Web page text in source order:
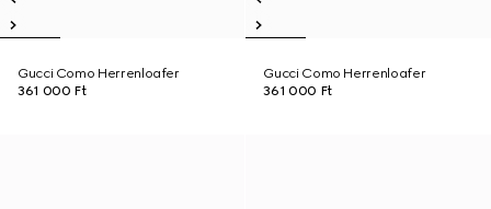
Gucci Como Herrenloafer
361 000 Ft
Gucci Como Herrenloafer
361 000 Ft